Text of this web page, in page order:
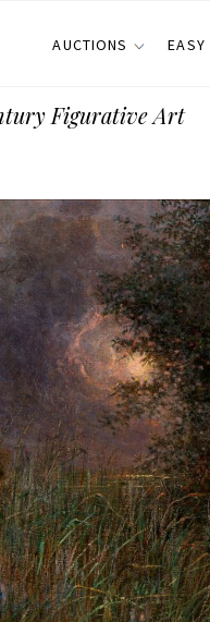
AUCTIONS EASY
Figurative Art